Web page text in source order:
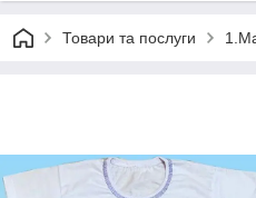
Товари та послуги